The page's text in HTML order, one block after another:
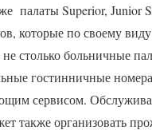
палаты Superior, Junior
которые по своему
столько больничные
гостинничные
сервисом.
также организовать